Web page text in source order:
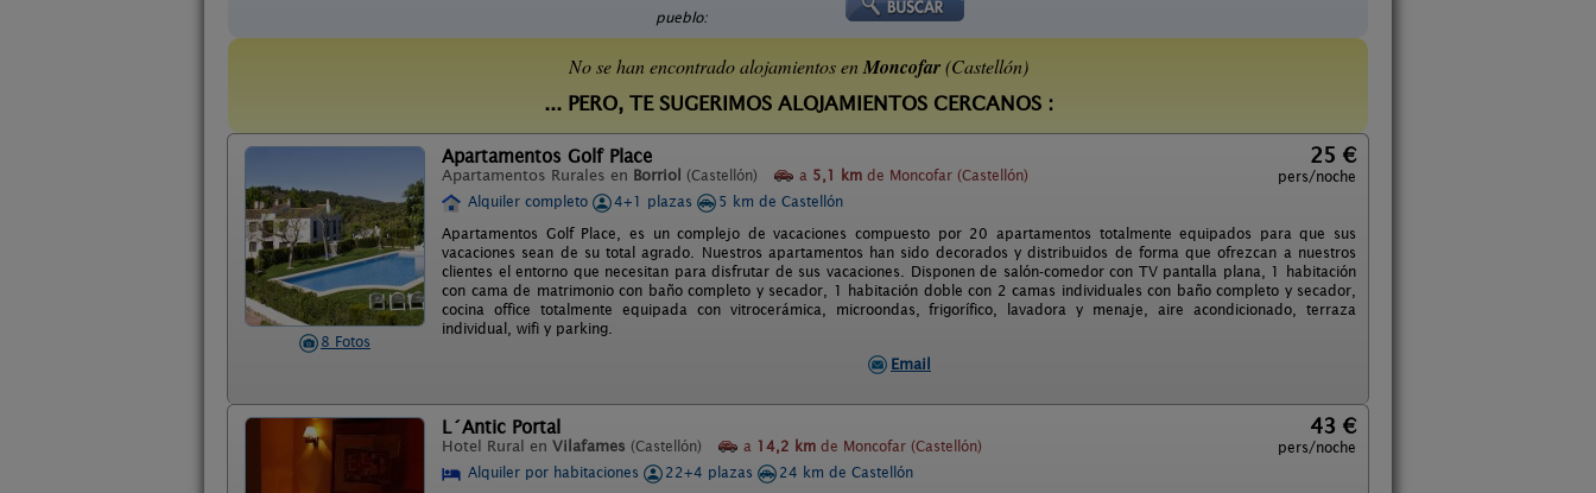
pueblo:
No se han encontrado alojamientos enMoncofar(Castellón)
... PERO, TE SUGERIMOS ALOJAMIENTOS CERCANOS :
8 Fotos
Apartamentos Golf Place
Apartamentos Rurales en Borriol (Castellón) a 5,1 km de Moncofar (Castellón)
25 €
pers/noche
Alquiler completo
4+1 plazas
5 km de Castellón
Apartamentos Golf Place, es un complejo de vacaciones compuesto por 20 apartamentos totalmente equipados para que sus
vacaciones sean de su total agrado. Nuestros apartamentos han sido decorados y distribuidos de forma que ofrezcan a nuestros
clientes el entorno que necesitan para disfrutar de sus vacaciones. Disponen de salón-comedor con TV pantalla plana, 1 habitación
con cama de matrimonio con baño completo y secador, 1 habitación doble con 2 camas individuales con baño completo y secador,
cocina office totalmente equipada con vitrocerámica, microondas, frigorífico, lavadora y menaje, aire acondicionado, terraza
individual, wifi y parking.
Email
L´Antic Portal
Hotel Rural en Vilafames (Castellón) a 14,2 km de Moncofar (Castellón)
43 €
pers/noche
Alquiler por habitaciones
22+4 plazas
24 km de Castellón